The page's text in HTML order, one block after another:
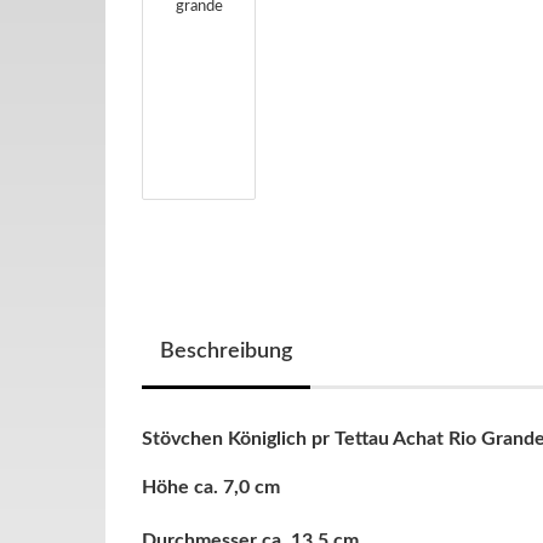
Beschreibung
Stövchen Königlich pr Tettau Achat Rio
Höhe ca. 7,0 cm